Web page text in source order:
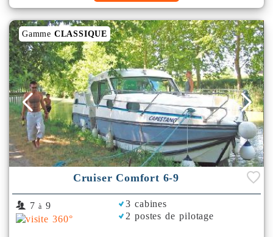
Gamme CLASSIQUE
Cruiser Comfort 6-9
7 à 9
3 cabines
2 postes de pilotage